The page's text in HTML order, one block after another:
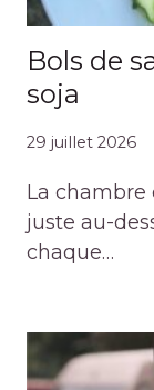
Bols de
soja
29 juillet 2026
La chambre
juste au-
chaque…